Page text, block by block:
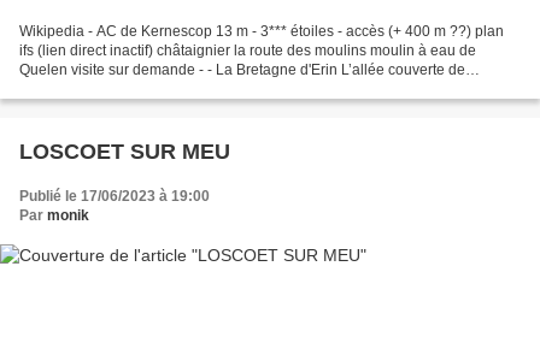
Wikipedia - AC de Kernescop 13 m - 3*** étoiles - accès (+ 400 m ??) plan
ifs (lien direct inactif) châtaignier la route des moulins moulin à eau de
Quelen visite sur demande - - La Bretagne d'Erin L’allée couverte de
LOSCOET SUR MEU
Publié le 17/06/2023 à 19:00
Par monik